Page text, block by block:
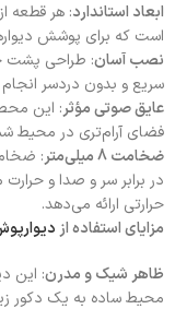
ابعاد استاندارد
است که برای پوشش
نصب آسان: طراحی پشت
سریع و بدون دردسر انجام
عایق صوتی مؤثر: این
فضای آرام‌تری در محیط
ضخامت 8 میلی‌متر
:
در برابر سر و صدا و
حرارتی ارائه می‌دهد.
مزایای استفاده از
ظاهر شیک و مدرن: این
محیط ساده به یک دکور